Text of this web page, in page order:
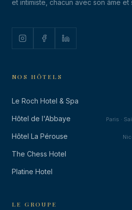
et intimiste, chacun avec son âme et
NOS HÔTELS
Le Roch Hotel & Spa
Hôtel de l'Abbaye Paris ·
Hôtel La Pérouse
The Chess Hotel
Platine Hotel
LE GROUPE